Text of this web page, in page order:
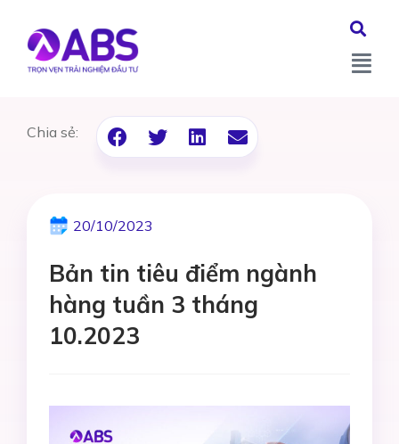
Chia sẻ:
20/10/2023
Bản tin tiêu điểm ngành
hàng tuần 3 tháng
10.2023